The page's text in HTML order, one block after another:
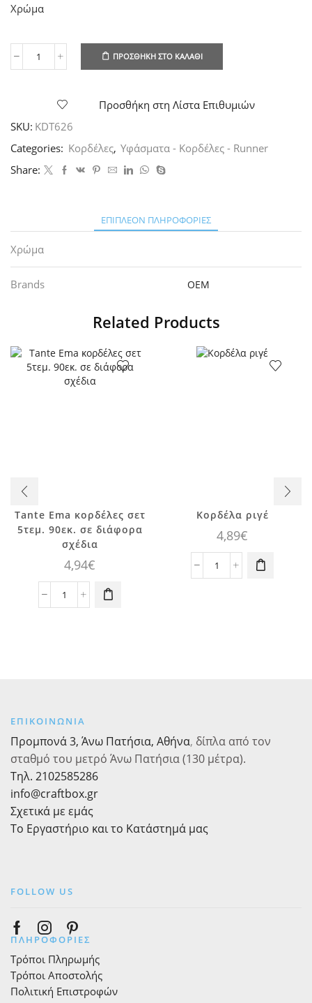
Χρώμα
Κορδέλα
Kinderella
ΠΡΟΣΘΉΚΗ ΣΤΟ ΚΑΛΆΘΙ
Προσθήκη στη Λίστα Επιθυμιών
SKU: KDT626
Categories: Κορδέλες, Υφάσματα - Κορδέλες - Runner
Share:
ΕΠΙΠΛΈΟΝ ΠΛΗΡΟΦΟΡΊΕΣ
Χρώμα
Brands OEM
Related Products
Tante Ema κορδέλες σετ
5τεμ. 90εκ. σε διάφορα
σχέδια
4,94€
Tante
σχέδια
Κορδέλα ριγέ
4,89€
Κορδέλα
ΕΠΙΚΟΙΝΩΝΙΑ
Προμπονά 3, Άνω Πατήσια, Αθήνα, δίπλα από τον
σταθμό του μετρό Άνω Πατήσια (130 μέτρα).
Τηλ. 2102585286
info@craftbox.gr
Σχετικά με εμάς
Το Εργαστήριο και το Κατάστημά μας
FOLLOW US
Facebook
Instagram
Pinterest
ΠΛΗΡΟΦΟΡΙΕΣ
Τρόποι Πληρωμής
Τρόποι Αποστολής
Πολιτική Επιστροφών